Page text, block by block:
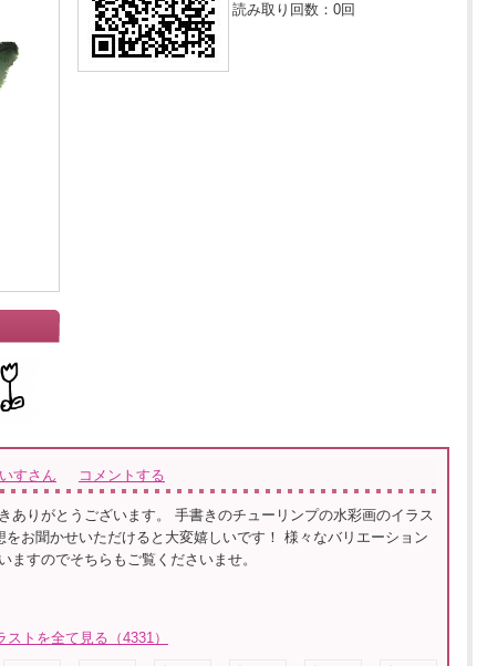
読み取り回数： 0回
すさん コメントする
ありがとうございます。 手書きのチューリンプの水彩画のイラス
お聞かせいただけると大変嬉しいです！ 様々なバリエーション
ますのでそちらもご覧くださいませ。
トを全て見る（4331）